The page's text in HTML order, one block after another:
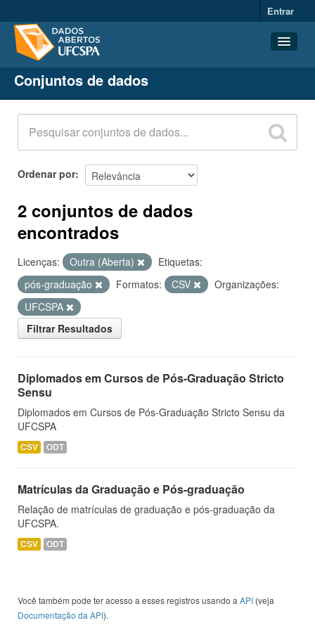
Entrar
Conjuntos de dados
Organizações
Grupos
Sobre
Conjuntos de dados
Ordenar por
2 conjuntos de dados
encontrados
Licenças: Outra (Aberta)
Etiquetas:
pós-graduação
Formatos: CSV
Organizações:
UFCSPA
Filtrar Resultados
Diplomados em Cursos de Pós-Graduação Stricto
Sensu
Diplomados em Cursos de Pós-Graduação Stricto Sensu da
UFCSPA
CSV ODT
Matrículas da Graduação e Pós-graduação
Relação de matrículas de graduação e pós-graduação da
UFCSPA.
CSV ODT
Você também pode ter acesso a esses registros usando a API (veja
Documentação da API).